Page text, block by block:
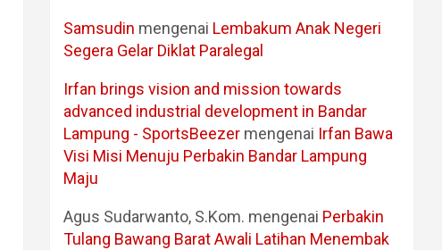
Samsudin mengenai Lembakum Anak Negeri
Segera Gelar Diklat Paralegal
Irfan brings vision and mission towards
advanced industrial development in Bandar
Lampung - SportsBeezer mengenai Irfan Bawa
Visi Misi Menuju Perbakin Bandar Lampung
Maju
Agus Sudarwanto, S.Kom. mengenai Perbakin
Tulang Bawang Barat Awali Latihan Menembak